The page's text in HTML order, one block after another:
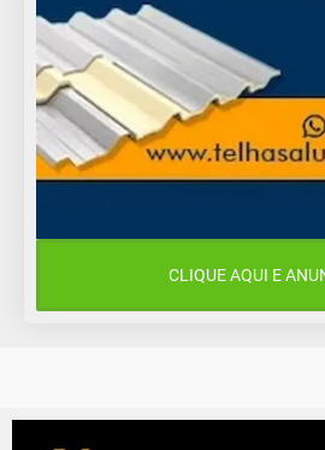
CLIQUE AQUI E